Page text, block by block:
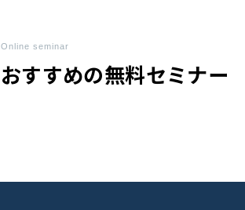
おすすめの無料セミナー
Online seminar